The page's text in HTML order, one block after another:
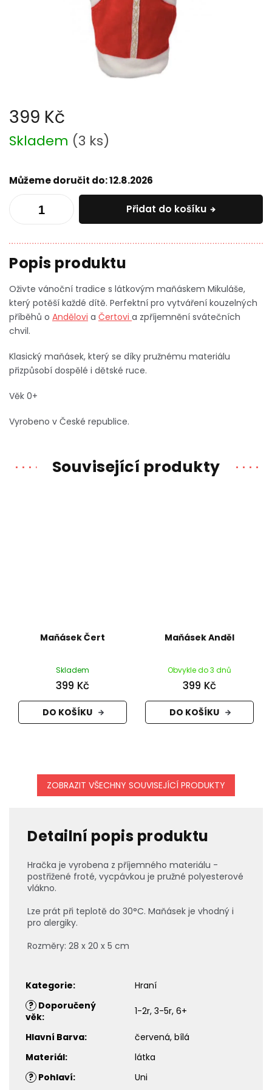
399 Kč
Měrná
cena:
Skladem (3 ks)
Můžeme doručit do:12.8.2026
Přidat do košíku
Oživte vánoční tradice s látkovým maňáskem Mikuláše,
který potěší každé dítě. Perfektní pro vytváření kouzelných
příběhů o Andělovi a Čertovi a zpříjemnění svátečních
chvil.
Klasický maňásek, který se díky pružnému materiálu
přizpůsobí dospělé i dětské ruce.
Věk 0+
Vyrobeno v České republice.
Související produkty
Maňásek Čert
Skladem
399 Kč
DO KOŠÍKU
Maňásek Anděl
Obvykle do 3 dnů
399 Kč
DO KOŠÍKU
ZOBRAZIT VŠECHNY SOUVISEJÍCÍ PRODUKTY
Detailní popis produktu
Hračka je vyrobena z příjemného materiálu -
postřižené froté, vycpávkou je pružné polyesterové
vlákno.
Lze prát při teplotě do 30°C. Maňásek je vhodný i
pro alergiky.
Rozměry: 28 x 20 x 5 cm
Kategorie:
Hraní
? Doporučený
věk: 1-2r, 3-5r, 6+
Hlavní Barva:
červená, bílá
Materiál:
látka
? Pohlaví:
Uni